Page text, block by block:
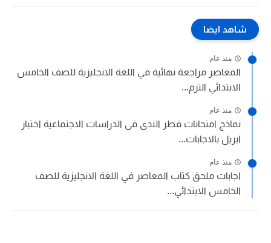
شاهد ايضا
منذ عام
المعاصر مراجعة نهائية في اللغة الانجليزية للصف الخامس
الابتدائي الترم...
منذ عام
نماذج امتحانات قطر الندى فى الدراسات الاجتماعية اختبار
ابريل بالاجابات...
منذ عام
اجابات ملحق كتاب المعاصر في اللغة الانجليزية للصف
الخامس الابتدائي...